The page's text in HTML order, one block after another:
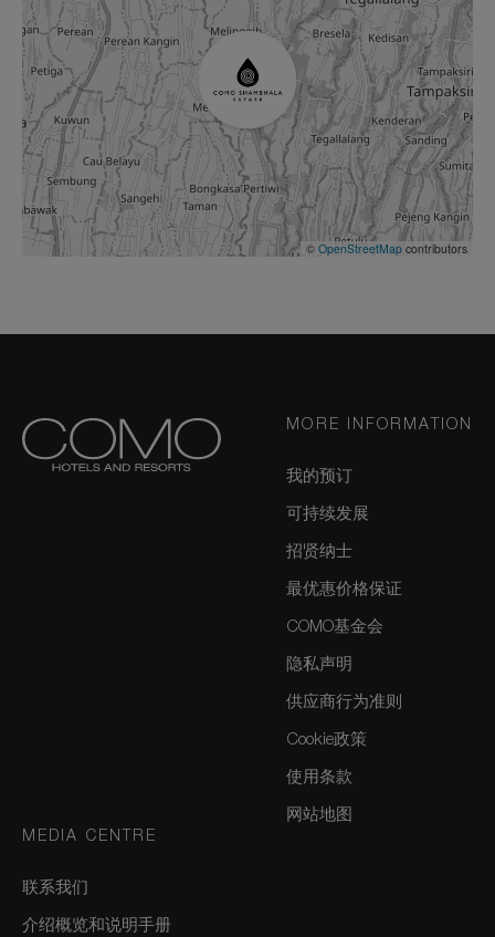
© OpenStreetMap contributors
MORE INFORMATION
我的预订
可持续发展
招贤纳士
最优惠价格保证
COMO基金会
隐私声明
供应商行为准则
Cookie政策
使用条款
网站地图
MEDIA CENTRE
联系我们
介绍概览和说明手册